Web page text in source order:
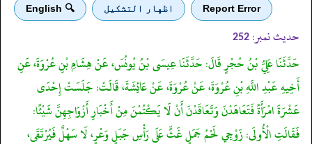
Report Error اظهار التشكيل 🔍 English
حدیث نمبر: 252
حَدَّثَنَا عَلِيُّ بْنُ حُجْرٍ قَالَ: حَدَّثَنَا عِيسَى بْنُ يُونُسَ، عَنْ هِشَامِ بْنِ عُرْوَةَ، عَنِ
أَخِيهِ عَبْدِ اللَّهِ بْنِ عُرْوَةَ، عَنْ عُرْوَةَ، عَنْ عَائِشَةَ، قَالَتْ: جَلَسَتْ إِحْدَى
عَشْرَةَ امْرَأَةً فَتَعَاهَدْنَ وَتَعَاقَدْنَ أَنْ لَا يَكْتُمْنَ مِنْ أَخْبَارِ أَزْوَاجِهِنَّ شَيْئًا:
فَقَالَتِ الْأُولَى: زَوْجِي لَحْمُ جَمَلٍ غَثٍّ عَلَى رَأْسِ جَبَلٍ وَعْرٍ، لَا سَهْلٌ فَيُرْتَقَى،